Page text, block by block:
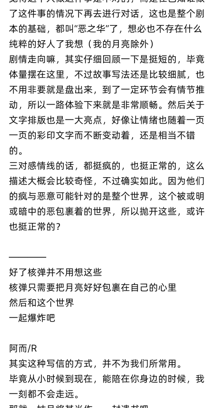
了这件事的情况下再去进行对话，这也是整个剧
本的基础，都叫“恶之华”了，想必也不存在什么
纯粹的好人了我想（我的月亮除外）
剧情走向嘛，其实仔细回顾一下是挺短的，毕竟
体量摆在这里，不过故事写法还是比较细腻，也
不用非要就是盘出来，到了一定环节会有情节推
动，所以一路体验下来就是非常顺畅。然后关于
文字排版也是一大亮点，好像让情绪也随着一页
一页的彩印文字而不断变动着，还是相当不错
的。
三对感情线的话，都挺疯的，也挺正常的，这么
描述大概会比较奇怪，不过确实如此。因为他们
的疯与恶意可能针对的是整个世界，这个被或明
或暗中的恶包裹着的世界，所以抛开这些，或许
也挺正常的？
————
好了核弹并不用想这些
核弹只需要把月亮好好包裹在自己的心里
然后和这个世界
一起爆炸吧
阿而/R
其实这种写信的方式，并不为我们所常用。
毕竟从小时候到现在，能陪在你身边的时候，我
一刻都不会走远。